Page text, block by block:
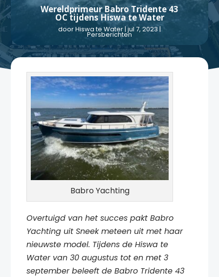
Wereldprimeur Babro Tridente 43
OC tijdens Hiswa te Water
doorHiswa te Water|jul 7, 2023|
Persberichten
Babro Yachting
Overtuigd van het succes pakt Babro
Yachting uit Sneek meteen uit met haar
nieuwste model. Tijdens de Hiswa te
Water van 30 augustus tot en met 3
september beleeft de Babro Tridente 43